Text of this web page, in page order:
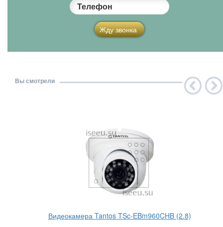
Телефон
Жду звонка
Вы смотрели
Видеокамера Tantos TSc-EBm960CHB (2.8)